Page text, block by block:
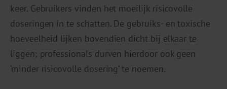
keer. Gebruikers vinden het moeilijk risicovolle
doseringen in te schatten. De gebruiks- en toxische
hoeveelheid lijken bovendien dicht bij elkaar te
liggen; professionals durven hierdoor ook geen
‘minder risicovolle dosering’ te noemen.